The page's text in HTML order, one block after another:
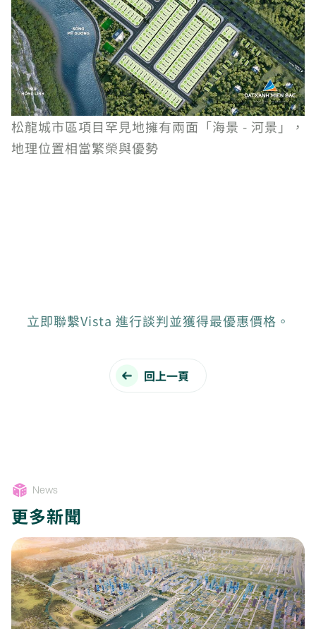
松龍城市區項目罕見地擁有兩面「海景 - 河景」，
地理位置相當繁榮與優勢
立即聯繫Vista 進行談判並獲得最優惠價格。
回上一頁
News
更多新聞